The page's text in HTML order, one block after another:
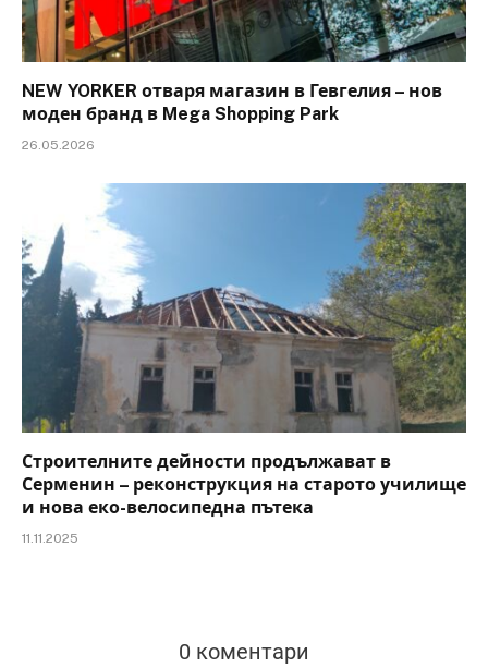
NEW YORKER отваря магазин в Гевгелия – нов
моден бранд в Mega Shopping Park
26.05.2026
Строителните дейности продължават в
Серменин – реконструкция на старото училище
и нова еко-велосипедна пътека
11.11.2025
0 коментари